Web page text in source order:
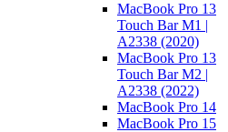
MacBook Pro 13
Touch Bar M1 |
A2338 (2020)
MacBook Pro 13
Touch Bar M2 |
A2338 (2022)
MacBook Pro 14
MacBook Pro 15